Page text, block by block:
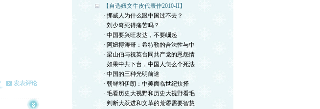
发表评论
【自选妞文牛皮代表作2010-II】
· 挪威人为什么跟中国过不去？
· 刘少奇死得痛苦吗？
· 中国要兴旺发达，不要崛起
· 阿妞搏涛哥：希特勒的合法性与中
· 梁山伯与祝英台同共产党的恩怨情
· 如果中共下台，中国人怎么个死法
· 中国的三种光明前途
· 朝鲜和伊朗：中美面临世纪抉择
· 毛看历史大视野和历史大视野看毛
· 判断大跃进和文革的荒谬需要智慧